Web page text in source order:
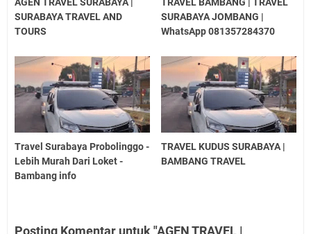
AGEN TRAVEL SURABAYA |
SURABAYA TRAVEL AND
TOURS
TRAVEL BAMBANG | TRAVEL
SURABAYA JOMBANG |
WhatsApp 081357284370
Travel Surabaya Probolinggo -
Lebih Murah Dari Loket -
Bambang info
TRAVEL KUDUS SURABAYA |
BAMBANG TRAVEL
Posting Komentar untuk "AGEN TRAVEL |